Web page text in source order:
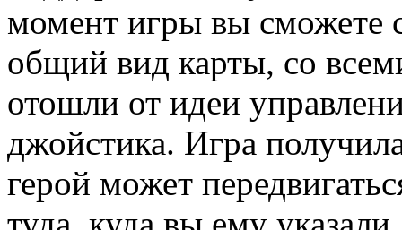
момент игры вы сможете
общий вид карты, со
отошли от идеи
джойстика. Игра
герой может